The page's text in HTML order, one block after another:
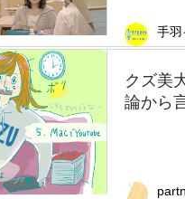
手羽
クズ美
論から